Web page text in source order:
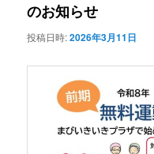
ン
ツ
ツ
へ
のお知らせ
投稿日時:2026年3月11日